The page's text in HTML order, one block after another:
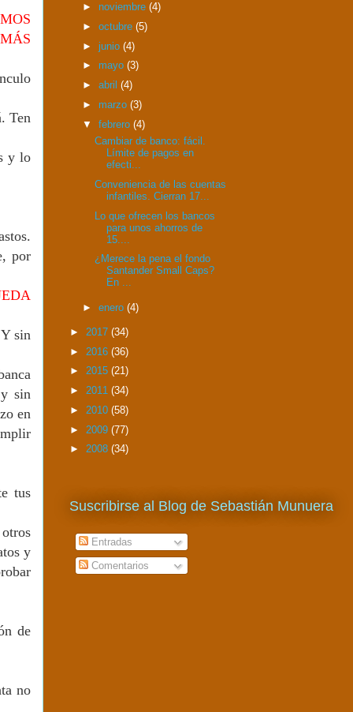
Ten
y lo
por
sin
sin
en
tus
y
de
no
► noviembre (4)
► octubre (5)
► junio (4)
► mayo (3)
► abril (4)
► marzo (3)
▼ febrero (4)
Cambiar de banco: fácil.
Límite de pagos en
efecti...
Conveniencia de las cuentas
infantiles. Cierran 17...
Lo que ofrecen los bancos
para unos ahorros de
15....
¿Merece la pena el fondo
Santander Small Caps?
En ...
► enero (4)
► 2017 (34)
► 2016 (36)
► 2015 (21)
► 2011 (34)
► 2010 (58)
► 2009 (77)
► 2008 (34)
Suscribirse al Blog de Sebastián Munuera
Entradas
Comentarios